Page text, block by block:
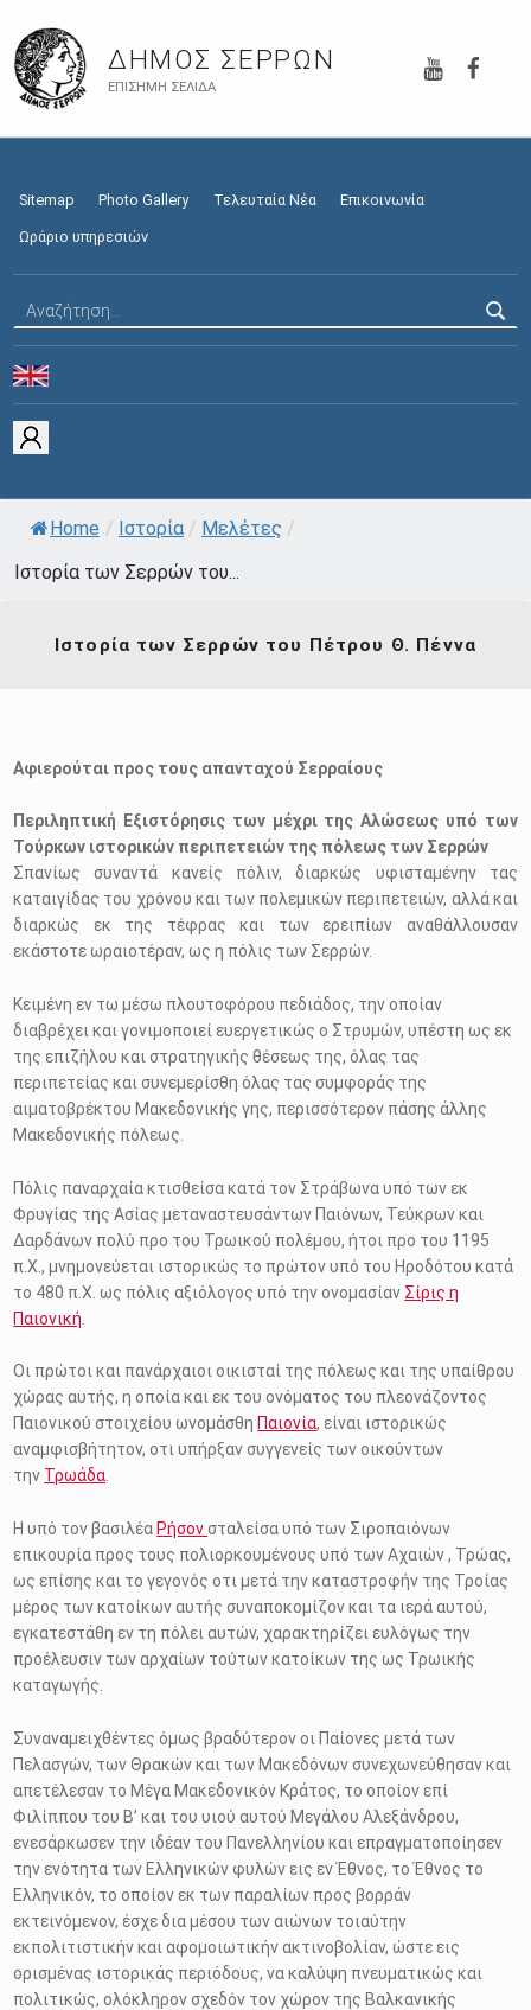
ΔΉΜΟΣ ΣΕΡΡΏΝ
ΕΠΊΣΗΜΗ ΣΕΛΊΔΑ
Sitemap Photo Gallery Τελευταία Νέα Επικοινωνία
Ωράριο υπηρεσιών
Home / Ιστορία / Μελέτες /
Ιστορία των Σερρών του...
Ιστορία των Σερρών του Πέτρου Θ. Πέννα
Αφιερούται προς τους απανταχού Σερραίους
Περιληπτική Εξιστόρησις των μέχρι της Αλώσεως υπό των
Τούρκων ιστορικών περιπετειών της πόλεως των Σερρών
Σπανίως συναντά κανείς πόλιν, διαρκώς υφισταμένην τας
καταιγίδας του χρόνου και των πολεμικών περιπετειών, αλλά και
διαρκώς εκ της τέφρας και των ερειπίων αναθάλλουσαν
εκάστοτε ωραιοτέραν, ως η πόλις των Σερρών.
Κειμένη εν τω μέσω πλουτοφόρου πεδιάδος, την οποίαν
διαβρέχει και γονιμοποιεί ευεργετικώς ο Στρυμών, υπέστη ως εκ
της επιζήλου και στρατηγικής θέσεως της, όλας τας
περιπετείας και συνεμερίσθη όλας τας συμφοράς της
αιματοβρέκτου Μακεδονικής γης, περισσότερον πάσης άλλης
Μακεδονικής πόλεως.
Πόλις παναρχαία κτισθείσα κατά τον Στράβωνα υπό των εκ
Φρυγίας της Ασίας μεταναστευσάντων Παιόνων, Τεύκρων και
Δαρδάνων πολύ προ του Τρωικού πολέμου, ήτοι προ του 1195
π.Χ., μνημονεύεται ιστορικώς το πρώτον υπό του Ηροδότου κατά
το 480 π.Χ. ως πόλις αξιόλογος υπό την ονομασίαν Σίρις η
Παιονική
Οι πρώτοι και πανάρχαιοι οικισταί της πόλεως και της υπαίθρου
χώρας αυτής, η οποία και εκ του ονόματος του πλεονάζοντος
Παιονικού στοιχείου ωνομάσθη Παιονία, είναι ιστορικώς
αναμφισβήτητον, οτι υπήρξαν συγγενείς των οικούντων
την Τρωάδα.
Η υπό τον βασιλέα Ρήσονσταλείσα υπό των Σιροπαιόνων
επικουρία προς τους πολιορκουμένους υπό των Αχαιών , Τρώας,
ως επίσης και το γεγονός οτι μετά την καταστροφήν της Τροίας
μέρος των κατοίκων αυτής συναποκομίζον και τα ιερά αυτού,
εγκατεστάθη εν τη πόλει αυτών, χαρακτηρίζει ευλόγως την
προέλευσιν των αρχαίων τούτων κατοίκων της ως Τρωικής
καταγωγής.
Συναναμειχθέντες όμως βραδύτερον οι Παίονες μετά των
Πελασγών, των Θρακών και των Μακεδόνων συνεχωνεύθησαν και
απετέλεσαν το Μέγα Μακεδονικόν Κράτος, το οποίον επί
Φιλίππου του Β’ και του υιού αυτού Μεγάλου Αλεξάνδρου,
ενεσάρκωσεν την ιδέαν του Πανελληνίου και επραγματοποίησεν
την ενότητα των Ελληνικών φυλών εις εν Έθνος, το Έθνος το
Ελληνικόν, το οποίον εκ των παραλίων προς βορράν
εκτεινόμενον, έσχε δια μέσου των αιώνων τοιαύτην
εκπολιτιστικήν και αφομοιωτικήν ακτινοβολίαν, ώστε εις
ορισμένας ιστορικάς περιόδους, να καλύψη πνευματικώς και
πολιτικώς, ολόκληρον σχεδόν τον χώρον της Βαλκανικής